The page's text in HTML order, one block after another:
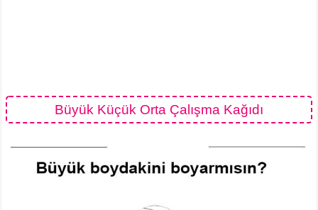
Büyük Küçük Orta Çalışma Kağıdı